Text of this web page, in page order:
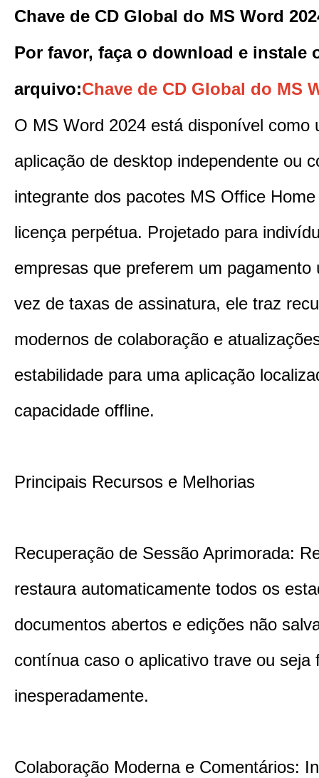
Chave de CD Global do MS Word
Por favor, faça o download e instale
arquivo:Chave de CD Global do MS
O MS Word 2024 está disponível como
aplicação de desktop independente ou
integrante dos pacotes MS Office
licença perpétua. Projetado para
empresas que preferem um pagamento
vez de taxas de assinatura, ele traz
modernos de colaboração e
estabilidade para uma aplicação
capacidade offline.
Principais Recursos e Melhorias
Recuperação de Sessão Aprimorada:
restaura automaticamente todos os
documentos abertos e edições não
contínua caso o aplicativo trave ou seja
inesperadamente.
Colaboração Moderna e Comentários: